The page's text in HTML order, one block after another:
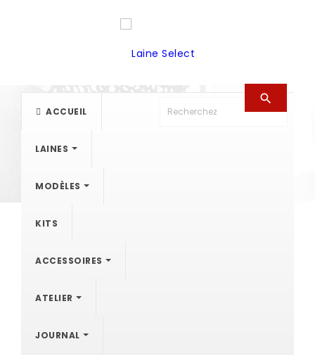
ACCUEIL
LAINES
MODÈLES
KITS
ACCESSOIRES
ATELIER
JOURNAL
